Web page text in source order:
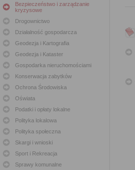
Bezpieczeństwo i zarządzanie
kryzysowe
Drogownictwo
Działalność gospodarcza
Geodezja i Kartografia
Geodezja i Kataster
Gospodarka nieruchomościami
Konserwacja zabytków
Ochrona Środowiska
Oświata
Podatki i opłaty lokalne
Polityka lokalowa
Polityka społeczna
Skargi i wnioski
Sport i Rekreacja
Sprawy komunalne